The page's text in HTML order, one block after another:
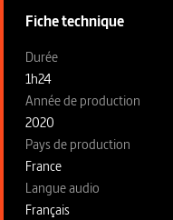
Fiche technique
Fiche technique
Durée
1h24
Année de production
2020
Pays de production
France
Langue audio
Français